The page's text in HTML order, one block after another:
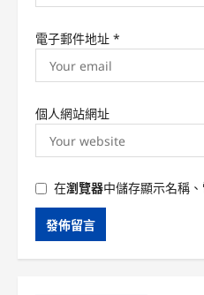
電子郵件地址 *
個人網站網址
在瀏覽器中儲存顯示名稱